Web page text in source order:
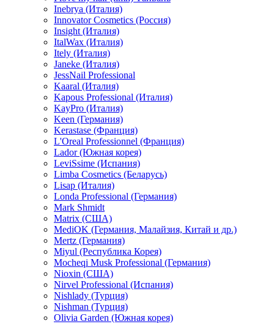
Inebrya (Италия)
Innovator Cosmetics (Россия)
Insight (Италия)
ItalWax (Италия)
Itely (Италия)
Janeke (Италия)
JessNail Professional
Kaaral (Италия)
Kapous Professional (Италия)
KayPro (Италия)
Keen (Германия)
Kerastase (Франция)
L'Oreal Professionnel (Франция)
Lador (Южная корея)
LeviSsime (Испания)
Limba Cosmetics (Беларусь)
Lisap (Италия)
Londa Professional (Германия)
Mark Shmidt
Matrix (США)
MediOK (Германия, Малайзия, Китай и др.)
Mertz (Германия)
Miyul (Республика Корея)
Mocheqi Musk Professional (Германия)
Nioxin (США)
Nirvel Professional (Испания)
Nishlady (Турция)
Nishman (Турция)
Olivia Garden (Южная корея)